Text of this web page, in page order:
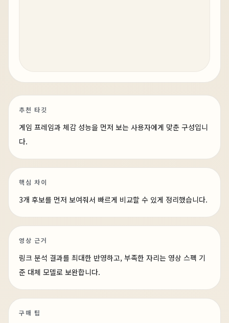
추천 타깃
게임 프레임과 체감 성능을 먼저 보는 사용자에게 맞춘 구성입니
다.
핵심 차이
3개 후보를 먼저 보여줘서 빠르게 비교할 수 있게 정리했습니다.
영상 근거
링크 분석 결과를 최대한 반영하고, 부족한 자리는 영상 스펙 기
준 대체 모델로 보완합니다.
구매 팁